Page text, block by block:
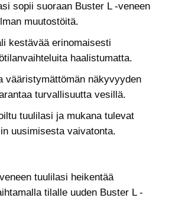
sopii suoraan Buster L -veneen
muutostöitä.
kestävää erinomaisesti
haalistumatta.
vääristymättömän näkyvyyden
turvallisuutta vesillä.
tuulilasi ja mukana tulevat
uusimisesta vaivatonta.
tuulilasi heikentää
tilalle uuden Buster L -